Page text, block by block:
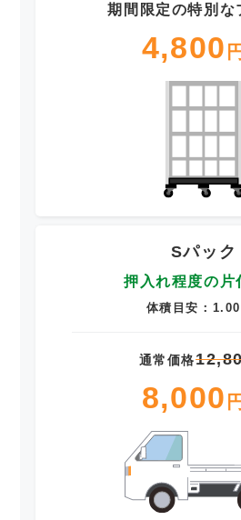
期間限定の特別な
4,800
Sパック
押入れ程度の片
体積目安：
通常価格
8,000